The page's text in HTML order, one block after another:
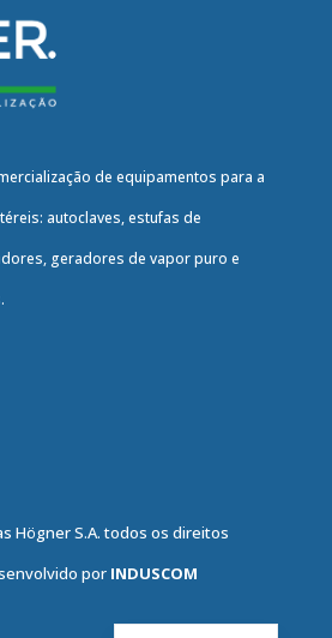
de equipamentos para a
autoclaves, estufas de
geradores de vapor puro e
Högner S.A. todos os direitos
por INDUSCOM